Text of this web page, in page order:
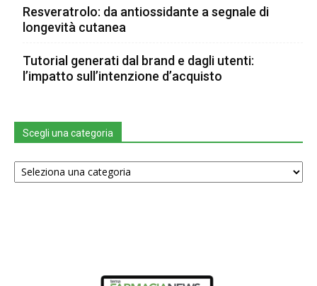
Resveratrolo: da antiossidante a segnale di
longevità cutanea
Tutorial generati dal brand e dagli utenti:
l’impatto sull’intenzione d’acquisto
Scegli una categoria
Scegli
una